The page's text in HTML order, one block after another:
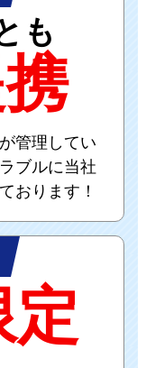
も
管理してい
ブルに当社
おります！